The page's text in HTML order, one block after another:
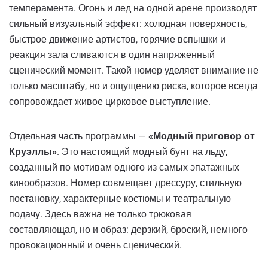
темперамента. Огонь и лед на одной арене производят
сильный визуальный эффект: холодная поверхность,
быстрое движение артистов, горячие вспышки и
реакция зала сливаются в один напряженный
сценический момент. Такой номер уделяет внимание не
только масштабу, но и ощущению риска, которое всегда
сопровождает живое цирковое выступление.
Отдельная часть программы — «Модный приговор от
Круэллы». Это настоящий модный бунт на льду,
созданный по мотивам одного из самых эпатажных
кинообразов. Номер совмещает дрессуру, стильную
постановку, характерные костюмы и театральную
подачу. Здесь важна не только трюковая
составляющая, но и образ: дерзкий, броский, немного
провокационный и очень сценический.